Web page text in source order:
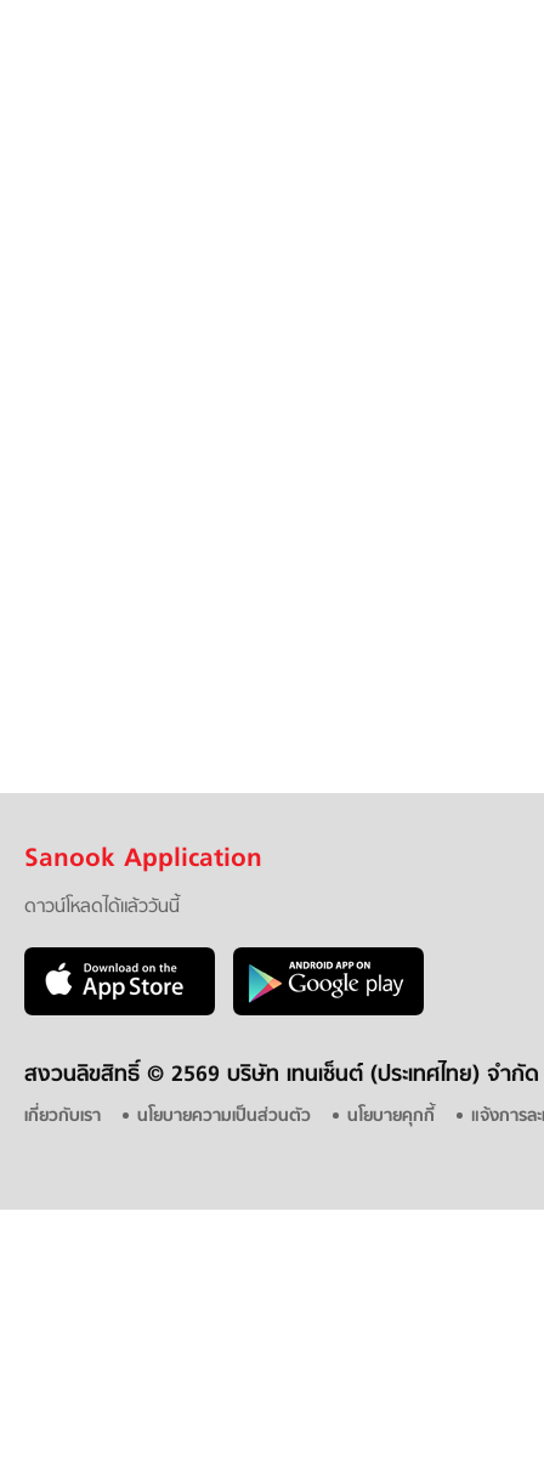
Sanook Application
ดาวน์โหลดได้แล้ววันนี้
สงวนลิขสิทธิ์ © 2569 บริษัท เทนเซ็นต์ (ประเทศไทย) จำกัด
เกี่ยวกับเรา นโยบายความเป็นส่วนตัว นโยบายคุกกี้ แจ้งการล